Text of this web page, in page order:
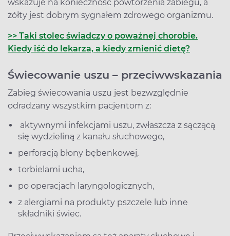
wskazuje na konieczność powtórzenia zabiegu, a
żółty jest dobrym sygnałem zdrowego organizmu.
>> Taki stolec świadczy o poważnej chorobie.
Kiedy iść do lekarza, a kiedy zmienić dietę?
Świecowanie uszu – przeciwwskazania
Zabieg świecowania uszu jest bezwzględnie
odradzany wszystkim pacjentom z:
aktywnymi infekcjami uszu, zwłaszcza z sączącą
się wydzieliną z kanału słuchowego,
perforacją błony bębenkowej,
torbielami ucha,
po operacjach laryngologicznych,
z alergiami na produkty pszczele lub inne
składniki świec.